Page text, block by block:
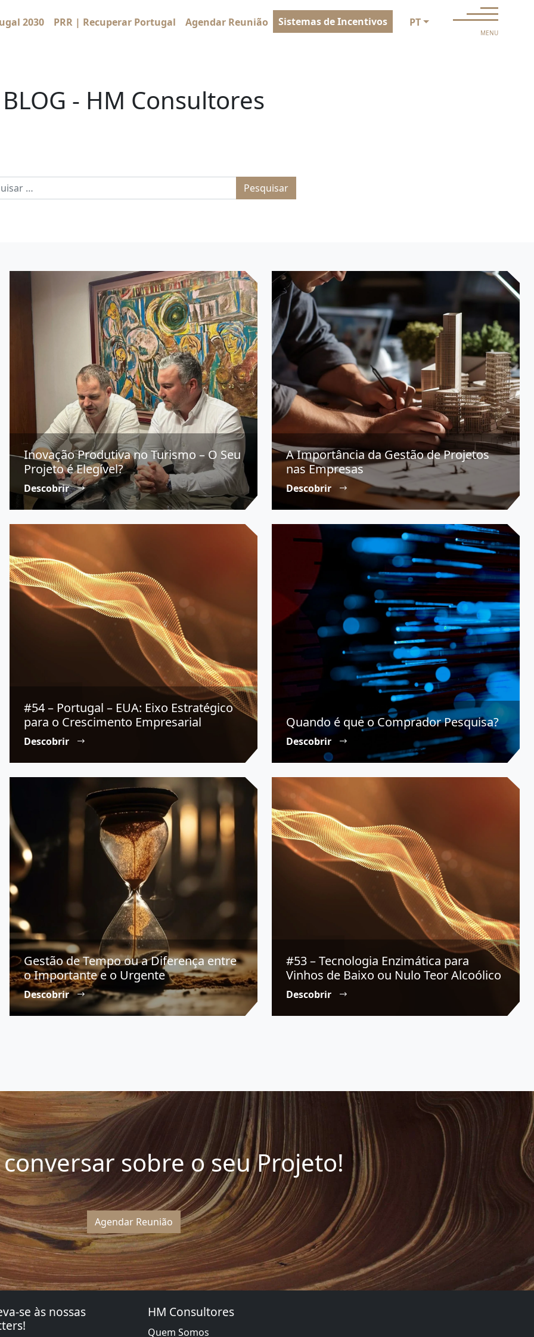
2030 PRR | Recuperar Portugal Agendar Reunião Sistemas de Incentivos PT
MENU
BLOG - HM Consultores
por:
Inovação Produtiva no Turismo – O Seu
Projeto é Elegível?
Descobrir
A Importância da Gestão de Projetos
nas Empresas
Descobrir
#54 – Portugal – EUA: Eixo Estratégico
para o Crescimento Empresarial
Descobrir
Quando é que o Comprador Pesquisa?
Descobrir
Gestão de Tempo ou a Diferença entre
o Importante e o Urgente
Descobrir
#53 – Tecnologia Enzimática para
Vinhos de Baixo ou Nulo Teor Alcoólico
Descobrir
sobre o seu Projeto!
Agendar Reunião
se às nossas
HM Consultores
Quem Somos